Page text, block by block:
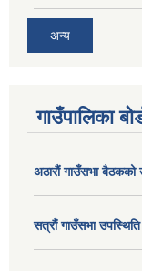
अन्य
गाउँपालिका
अठाराैं गाउँसभा बैठकको
सत्राैं गाउँसभा